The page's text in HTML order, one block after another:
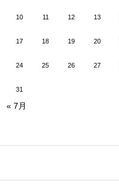
10 11 12 13
17 18 19 20
24 25 26 27
31
« 7月